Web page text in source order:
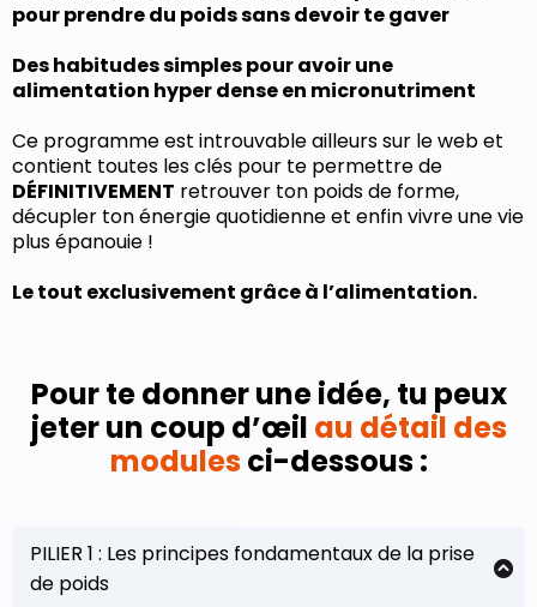
pour prendre du poids sans devoir te gaver
Des habitudes simples pour avoir une
alimentation hyper dense en micronutriment
Ce programme est introuvable ailleurs sur le web et
contient toutes les clés pour te permettre de
DÉFINITIVEMENT retrouver ton poids de forme,
décupler ton énergie quotidienne et enfin vivre une vie
plus épanouie !
Le tout exclusivement grâce à l’alimentation.
Pour te donner une idée, tu peux
jeter un coup d’œil au détail des
modulesci-dessous :
PILIER 1 : Les principes fondamentaux de la prise
de poids